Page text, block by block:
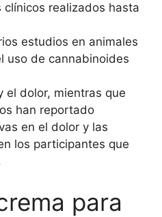
realizados hasta
estudios en animales
uso de cannabinoides
el dolor, mientras que
han reportado
en el dolor y las
los participantes que
para